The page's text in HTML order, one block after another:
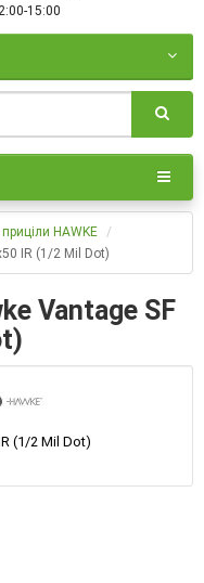
15:00
HAWKE
IR (1/2 Mil Dot)
Vantage SF
(1/2 Mil Dot)